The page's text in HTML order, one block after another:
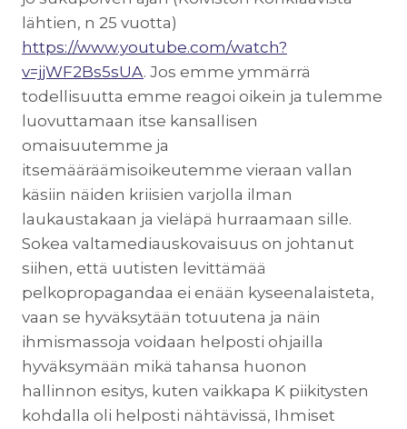
lähtien, n 25 vuotta)
https://www.youtube.com/watch?
v=jjWF2Bs5sUA. Jos emme ymmärrä
todellisuutta emme reagoi oikein ja tulemme
luovuttamaan itse kansallisen
omaisuutemme ja
itsemääräämisoikeutemme vieraan vallan
käsiin näiden kriisien varjolla ilman
laukaustakaan ja vieläpä hurraamaan sille.
Sokea valtamediauskovaisuus on johtanut
siihen, että uutisten levittämää
pelkopropagandaa ei enään kyseenalaisteta,
vaan se hyväksytään totuutena ja näin
ihmismassoja voidaan helposti ohjailla
hyväksymään mikä tahansa huonon
hallinnon esitys, kuten vaikkapa K piikitysten
kohdalla oli helposti nähtävissä, Ihmiset